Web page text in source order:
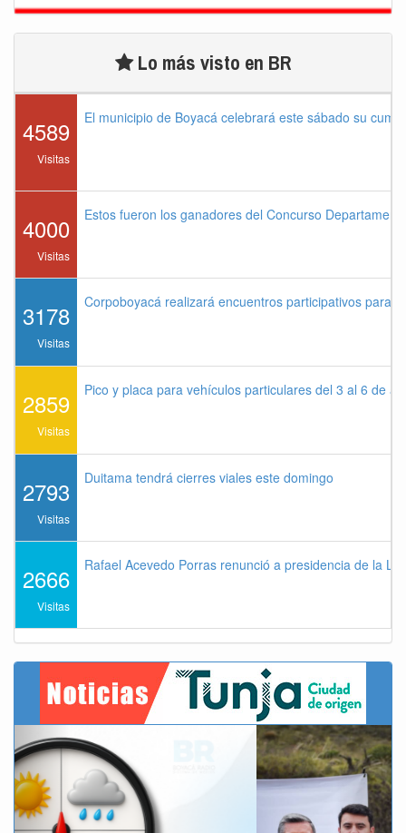
Lo más visto en BR
4589
Visitas
El municipio de Boyacá celebrará este sábado su
4000
Visitas
Estos fueron los ganadores del Concurso
3178
Visitas
Corpoboyacá realizará encuentros participativos para
2859
Visitas
Pico y placa para vehículos particulares del 3 al 6 de
2793
Visitas
Duitama tendrá cierres viales este domingo
2666
Visitas
Rafael Acevedo Porras renunció a presidencia de la
Previous Next